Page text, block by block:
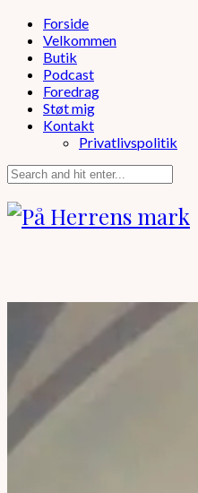
Forside
Velkommen
Butik
Podcast
Foredrag
Støt mig
Kontakt
Privatlivspolitik